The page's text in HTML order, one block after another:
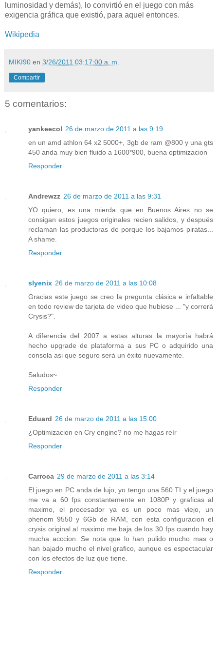
luminosidad y demás), lo convirtió en el juego con más
exigencia gráfica que existió, para aquel entonces.
Wikipedia
MIKI90 en 3/26/2011 03:17:00 a. m.
Compartir
5 comentarios:
yankeecol 26 de marzo de 2011 a las 9:19
en un amd athlon 64 x2 5000+, 3gb de ram @800 y una gts
450 anda muy bien fluido a 1600*900, buena optimizacion
Responder
Andrewzz 26 de marzo de 2011 a las 9:31
YO quiero, es una mierda que en Buenos Aires no se
consigan estos juegos originales recien salidos, y después
reclaman las productoras de porque los bajamos piratas...
A shame.
Responder
slyenix 26 de marzo de 2011 a las 10:08
Gracias este juego se creo la pregunta clásica e infaltable
en todo review de tarjeta de video que hubiese ... "y correrá
Crysis?".
A diferencia del 2007 a estas alturas la mayoría habrá
hecho upgrade de plataforma a sus PC o adquirido una
consola asi que seguro será un éxito nuevamente.
Saludos~
Responder
Eduard 26 de marzo de 2011 a las 15:00
¿Optimizacion en Cry engine? no me hagas reír
Responder
Carroca 29 de marzo de 2011 a las 3:14
El juego en PC anda de lujo, yo tengo una 560 TI y el juego
me va a 60 fps constantemente en 1080P y graficas al
maximo, el procesador ya es un poco mas viejo, un
phenom 9550 y 6Gb de RAM, con esta configuracion el
crysis original al maximo me baja de los 30 fps cuando hay
mucha acccion. Se nota que lo han pulido mucho mas o
han bajado mucho el nivel grafico, aunque es espectacular
con los efectos de luz que tiene.
Responder